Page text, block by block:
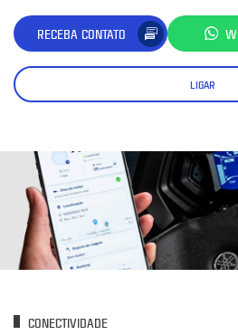
RECEBA CONTATO
LIGAR
CONECTIVIDADE